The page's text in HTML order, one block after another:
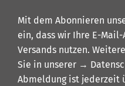
Mit dem Abonnieren
ein, dass wir Ihre E-Mail-
Versands nutzen.
Sie in unserer →
Abmeldung ist jederzeit